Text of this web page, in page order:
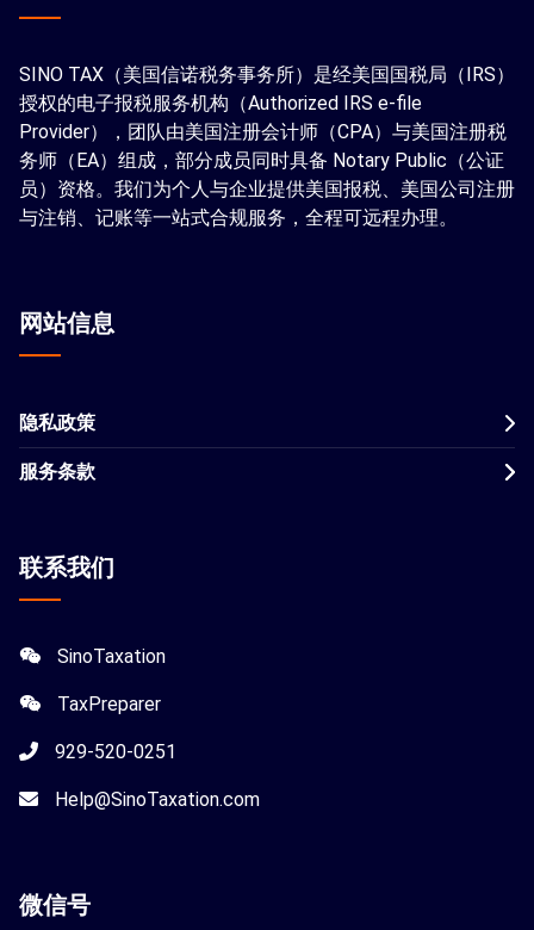
SINO TAX（美国信诺税务事务所）是经美国国税局（IRS）
授权的电子报税服务机构（Authorized IRS e-file
Provider），团队由美国注册会计师（CPA）与美国注册税
务师（EA）组成，部分成员同时具备 Notary Public（公证
员）资格。我们为个人与企业提供美国报税、美国公司注册
与注销、记账等一站式合规服务，全程可远程办理。
网站信息
隐私政策
服务条款
联系我们
SinoTaxation
TaxPreparer
929-520-0251
Help@SinoTaxation.com
微信号